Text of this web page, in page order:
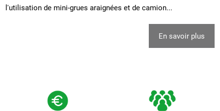
l'utilisation de mini-grues araignées et de camion...
En savoir plus